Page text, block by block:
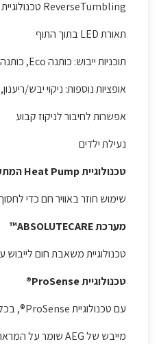
ReverseTumbling טכנולוגיית קריס קרוס להפחתת קמטים ושיפור הייבוש
תאורת LED בתוך התוף
תוכניות ייבוש: כותנה Eco, כותנה, סינתטי, מעורב, צמר, משי, מצעים, גיהוץ קל, בגדי חוץ, שמיכות וכריות פוך
אופציות נוספות: ניקוי יבש/ריענון,
אפשרות לחיבור לניקוז קבוע
נעילת ילדים
טכנולוגיית Heat Pump המתקדמת ביותר
שימוש חוזר באוויר חם כדי
מערכת ABSOLUTECARE™
טכנולוגיית משאבת חום לייבוש
טכנולוגיית ProSense®
עם טכנולוגיית ProSense®, בכל מחזור נמדדת כמות הכביסה שהוכנסה לצורך חישוב הזמן והאנרגיה הנדרשת לפעולת הייבוש.
מייבש של AEG שומר על המראה המיטבי של הבגדים